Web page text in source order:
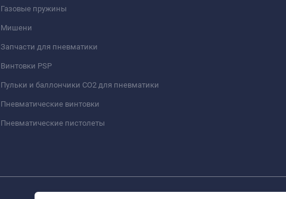
Газовые пружины
Мишени
Запчасти для пневматики
Винтовки PSP
Пульки и баллончики СО2 для пневматики
Пневматические винтовки
Пневматические пистолеты